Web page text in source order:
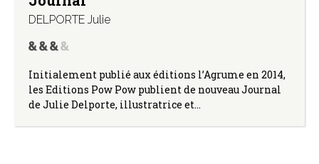
DELPORTE Julie
Initialement publié aux éditions l’Agrume en 2014,
les Editions Pow Pow publient de nouveau Journal
de Julie Delporte, illustratrice et…